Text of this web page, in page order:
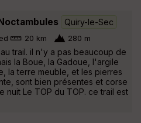
Quiry-le-Sec
20 km 280 m
trail. il n'y a pas beaucoup de
la Boue, la Gadoue, l'argile
la terre meuble, et les pierres
sont bien présentes et corse
nuit Le TOP du TOP. ce trail est